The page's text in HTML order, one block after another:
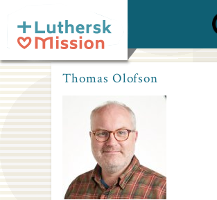
main
content
Thomas Olofson